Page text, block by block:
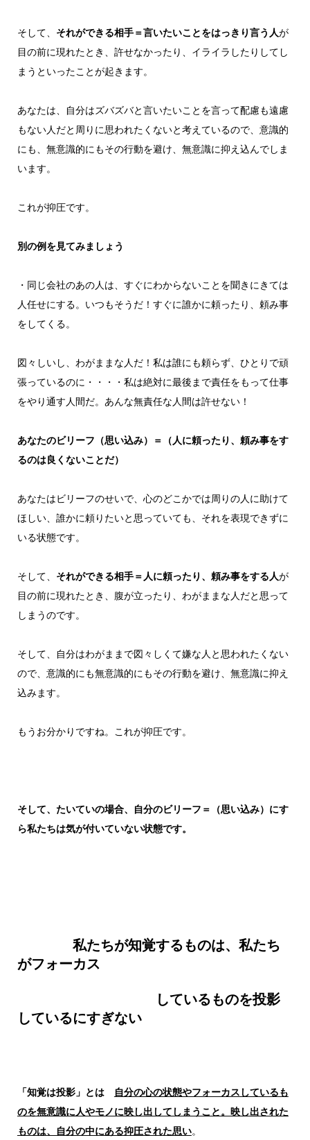
そして、 それができる相手＝言いたいことをはっきり言う人が
目の前に現れたとき、許せなかったり、イライラしたりしてし
まうといったことが起きます。
あなたは、自分はズバズバと言いたいことを言って配慮も遠慮
もない人だと周りに思われたくないと考えているので、意識的
にも、無意識的にもその行動を避け、無意識に抑え込んでしま
います。
これが抑圧です。
別の例を見てみましょう
・同じ会社のあの人は、すぐにわからないことを聞きにきては
人任せにする。いつもそうだ！すぐに誰かに頼ったり、頼み事
をしてくる。
図々しいし、わがままな人だ！私は誰にも頼らず、ひとりで頑
張っているのに・・・・私は絶対に最後まで責任をもって仕事
をやり通す人間だ。あんな無責任な人間は許せない！
あなたのビリーフ（思い込み）＝（人に頼ったり、頼み事をす
るのは良くないことだ）
あなたはビリーフのせいで、心のどこかでは周りの人に助けて
ほしい、誰かに頼りたいと思っていても、それを表現できずに
いる状態です。
そして、 それができる相手＝人に頼ったり、頼み事をする人が
目の前に現れたとき、腹が立ったり、わがままな人だと思って
しまうのです。
そして、自分はわがままで図々しくて嫌な人と思われたくない
ので、意識的にも無意識的にもその行動を避け、無意識に抑え
込みます。
もうお分かりですね。これが抑圧です。
そして、たいていの場合、自分のビリーフ＝（思い込み）にす
ら私たちは気が付いていない状態です。
私たちが知覚するものは、私たち
がフォーカス
しているものを投影
しているにすぎない
「知覚は投影」とは
自分の心の状態やフォーカスしているも
のを無意識に人やモノに映し出してしまうこと。映し出された
ものは、自分の中にある抑圧された思い。